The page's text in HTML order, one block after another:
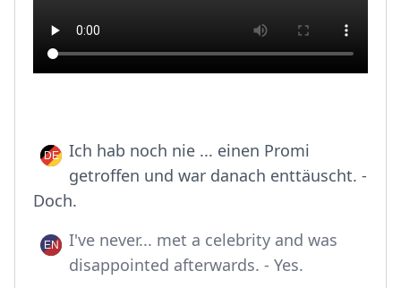
Ich hab noch nie ... einen Promi
getroffen und war danach enttäuscht. -
Doch.
I've never... met a celebrity and was
disappointed afterwards. - Yes.